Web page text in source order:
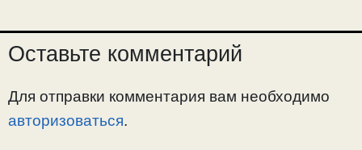
Оставьте комментарий
Для отправки комментария вам необходимо
авторизоваться.